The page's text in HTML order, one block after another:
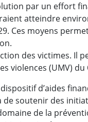
par un effort
atteindre
Ces moyens
des victimes. Il
violences (UMV) du
d’aides
soutenir des
de la